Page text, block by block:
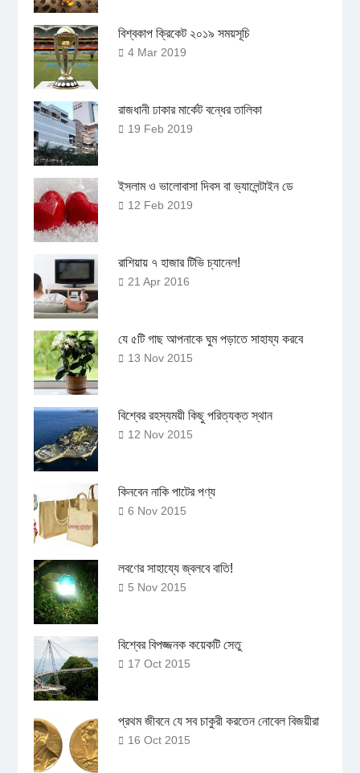
বিশ্বকাপ ক্রিকেট ২০১৯ সময়সূচি
4 Mar 2019
রাজধানী ঢাকার মার্কেট বন্ধের তালিকা
19 Feb 2019
ইসলাম ও ভালোবাসা দিবস বা ভ্যালেন্টাইন ডে
12 Feb 2019
রাশিয়ায় ৭ হাজার টিভি চ্যানেল!
21 Apr 2016
যে ৫টি গাছ আপনাকে ঘুম পড়াতে সাহায্য করবে
13 Nov 2015
বিশ্বের রহস্যময়ী কিছু পরিত্যক্ত স্থান
12 Nov 2015
কিনবেন নাকি পাটের পণ্য
6 Nov 2015
লবণের সাহায্যে জ্বলবে বাতি!
5 Nov 2015
বিশ্বের বিপজ্জনক কয়েকটি সেতু
17 Oct 2015
প্রথম জীবনে যে সব চাকুরী করতেন নোবেল বিজয়ীরা
16 Oct 2015